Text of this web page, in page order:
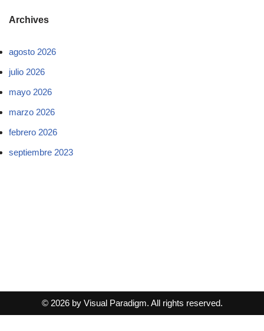
Archives
agosto 2026
julio 2026
mayo 2026
marzo 2026
febrero 2026
septiembre 2023
© 2026 by Visual Paradigm. All rights reserved.